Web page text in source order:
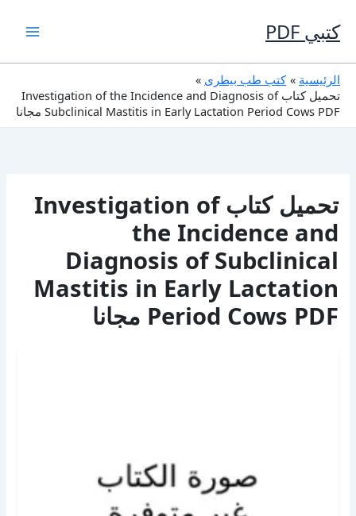
إلى
المحتوى
كتبي PDF
الرئيسية
كتب طب بيطرى
تحميل كتاب Investigation of the Incidence and Diagnosis of
Subclinical Mastitis in Early Lactation Period Cows PDF مجانا
تحميل كتاب Investigation of
the Incidence and
Diagnosis of Subclinical
Mastitis in Early Lactation
Period Cows PDF مجانا